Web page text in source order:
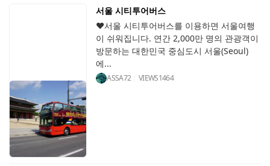
서울 시티투어버스
♥서울 시티투어버스를 이용하면 서울여행
이 쉬워집니다. 연간 2,000만 명의 관광객이
방문하는 대한민국 중심도시 서울(Seoul)
에...
ASSA72 VIEWS1464